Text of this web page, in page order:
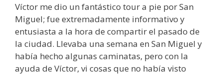
Víctor me dio un fantástico tour a pie por San
Miguel; fue extremadamente informativo y
entusiasta a la hora de compartir el pasado de
la ciudad. Llevaba una semana en San Miguel y
había hecho algunas caminatas, pero con la
ayuda de Víctor, vi cosas que no había visto